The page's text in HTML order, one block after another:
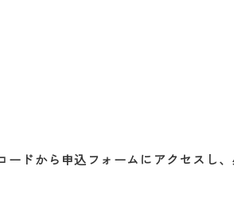
ドから申込フォームにアクセスし